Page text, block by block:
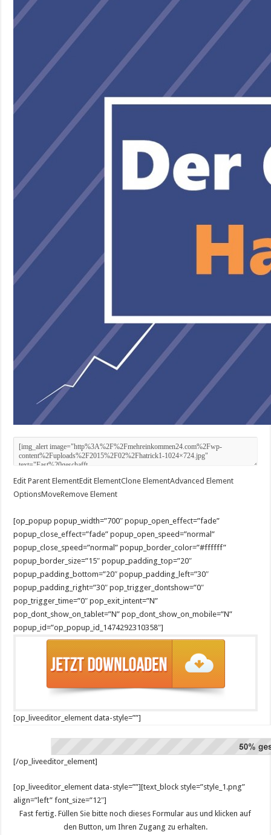
Edit Parent ElementEdit ElementClone ElementAdvanced Element
OptionsMoveRemove Element
[op_popup popup_width=”700″ popup_open_effect=”fade”
popup_close_effect=”fade” popup_open_speed=”normal”
popup_close_speed=”normal” popup_border_color=”#ffffff”
popup_border_size=”15″ popup_padding_top=”20″
popup_padding_bottom=”20″ popup_padding_left=”30″
popup_padding_right=”30″ pop_trigger_dontshow=”0″
pop_trigger_time=”0″ pop_exit_intent=”N”
pop_dont_show_on_tablet=”N” pop_dont_show_on_mobile=”N”
popup_id=”op_popup_id_1474292310358″]
[op_liveeditor_element data-style=””]
[/op_liveeditor_element]
[op_liveeditor_element data-style=””][text_block style=”style_1.png”
align=”left” font_size=”12″]
Fast fertig. Füllen Sie bitte noch dieses Formular aus und klicken auf
den Button, um Ihren Zugang zu erhalten.